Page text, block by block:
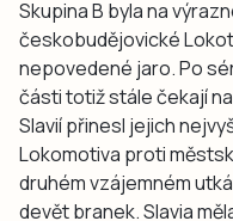
Skupina B byla na
českobudějovické
nepovedené jaro. Po
části totiž stále čekají
Slavií přinesl jejich
Lokomotiva proti
druhém vzájemném
devět branek. Slavia